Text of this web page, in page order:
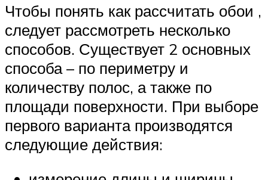
Чтобы понять как рассчитать обои ,
следует рассмотреть несколько
способов. Существует 2 основных
способа – по периметру и
количеству полос, а также по
площади поверхности. При выборе
первого варианта производятся
следующие действия: